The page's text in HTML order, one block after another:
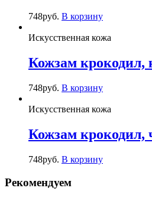
748руб. В корзину
Искусственная кожа
Кожзам крокодил,
748руб. В корзину
Искусственная кожа
Кожзам крокодил,
748руб. В корзину
Рекомендуем